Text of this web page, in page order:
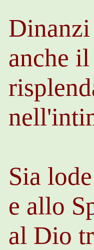
anche
Sia
e allo
al Dio